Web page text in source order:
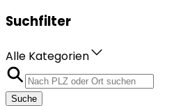
Suchfilter
Alle Kategorien
Suche